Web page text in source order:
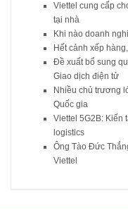
Viettel cung cấp
tại nhà
Khi nào doanh
Hết cảnh xếp
Đề xuất bổ sung
Giao dịch điện tử
Nhiều chủ trương
Quốc gia
Viettel 5G2B: Kiến
logistics
Ông Tào Đức
Viettel